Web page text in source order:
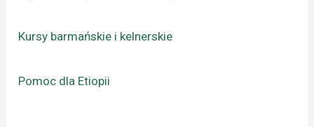
Kursy barmańskie i kelnerskie
Pomoc dla Etiopii